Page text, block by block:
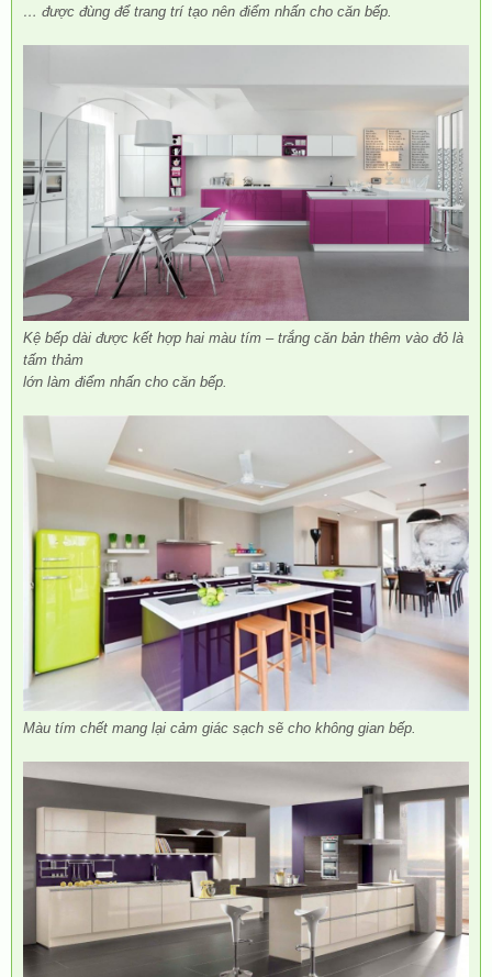
… được đùng để trang trí tạo nên điểm nhấn cho căn bếp.
Kệ bếp dài được kết hợp hai màu tím – trắng căn bản thêm vào đỏ là
tấm thảm
lớn làm điểm nhấn cho căn bếp.
Màu tím chết mang lại cảm giác sạch sẽ cho không gian bếp.